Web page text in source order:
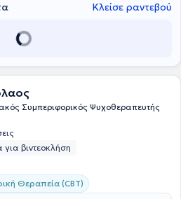
Κλείσε ραντεβού
Συμπεριφορικός Ψυχοθεραπευτής
για βιντεοκλήση
Θεραπεία (CBT)